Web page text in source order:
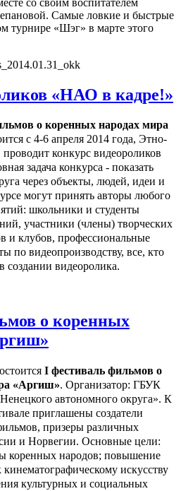
Самые ловкие и быстрые
турнире «Шэг» в марте этого
«НАО в кадре!»
о коренных народах мира
с 4-6 апреля 2014 года, Этно-
конкурс видеороликов
задача конкурса - показать
через объекты, людей, идеи и
могут принять авторы любого
школьники и студенты
участники (члены) творческих
и клубов, профессиональные
по видеопроизводству, все, кто
создании видеоролика.
о коренных
I фестиваль фильмов о
«Аргиш». Организатор: ГБУК
автономного округа». К
приглашены создатели
призеры различных
и Норвегии. Основные цели:
коренных народов; повышение
искусству
культурных и социальных